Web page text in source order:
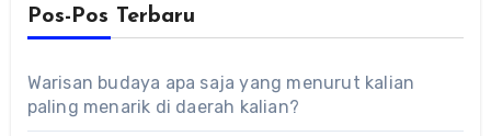
Pos-Pos Terbaru
Warisan budaya apa saja yang menurut kalian
paling menarik di daerah kalian?